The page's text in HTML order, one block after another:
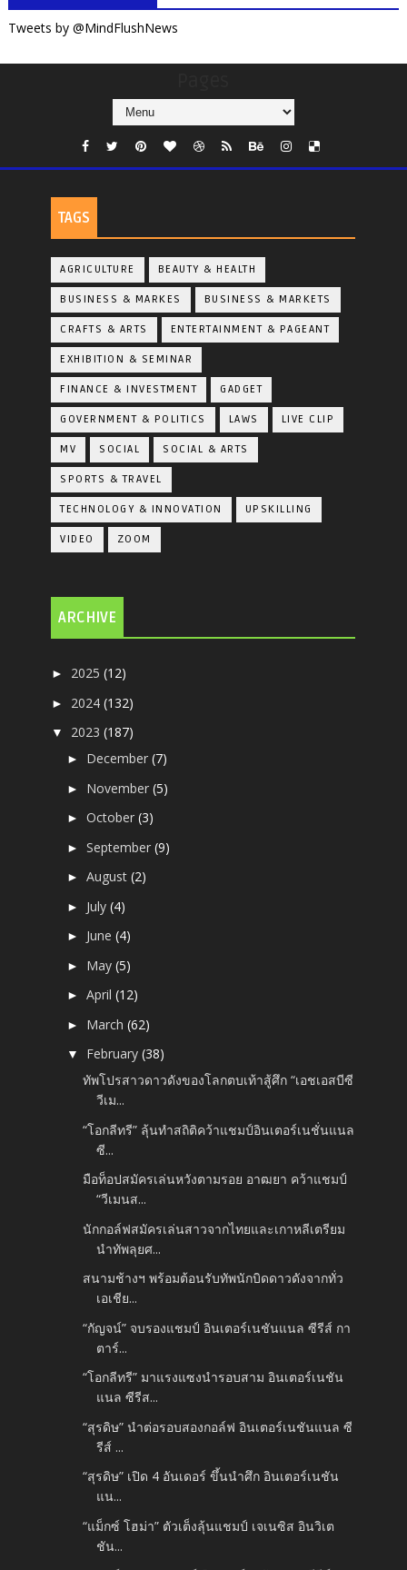
Tweets by @MindFlushNews
TAGS
AGRICULTURE BEAUTY & HEALTH
BUSINESS & MARKES BUSINESS & MARKETS
CRAFTS & ARTS ENTERTAINMENT & PAGEANT
EXHIBITION & SEMINAR
FINANCE & INVESTMENT GADGET
GOVERNMENT & POLITICS LAWS LIVE CLIP
MV SOCIAL SOCIAL & ARTS
SPORTS & TRAVEL
TECHNOLOGY & INNOVATION UPSKILLING
VIDEO ZOOM
ARCHIVE
► 2025(12)
► 2024(132)
▼ 2023(187)
► December(7)
► November(5)
►October(3)
►September(9)
►August(2)
► July(4)
► June(4)
► May(5)
►April(12)
► March(62)
▼ February(38)
ทัพโปรสาวดาวดังของโลกตบเท้าสู้ศึก “เอชเอสบีซี
วีเม...
“โอกลีทรี” ลุ้นทำสถิติคว้าแชมป์อินเตอร์เนชั่นแนล
ซี...
มือท็อปสมัครเล่นหวังตามรอย อาฒยา คว้าแชมป์
“วีเมนส...
นักกอล์ฟสมัครเล่นสาวจากไทยและเกาหลีเตรียม
นำทัพลุยศ...
สนามช้างฯ พร้อมต้อนรับทัพนักบิดดาวดังจากทั่ว
เอเชีย...
“กัญจน์” จบรองแชมป์ อินเตอร์เนชันแนล ซีรีส์ กา
ตาร์...
“โอกลีทรี” มาแรงแซงนำรอบสาม อินเตอร์เนชัน
แนล ซีรีส...
“สุรดิษ” นำต่อรอบสองกอล์ฟ อินเตอร์เนชันแนล ซี
รีส์ ...
“สุรดิษ” เปิด 4 อันเดอร์ ขึ้นนำศึก อินเตอร์เนชัน
แน...
“แม็กซ์ โฮม่า” ตัวเต็งลุ้นแชมป์ เจเนซิส อินวิเต
ชัน...